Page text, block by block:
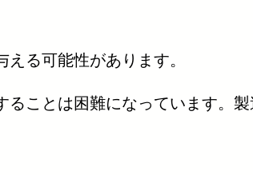
る可能性があります。
ことは困難になっています。